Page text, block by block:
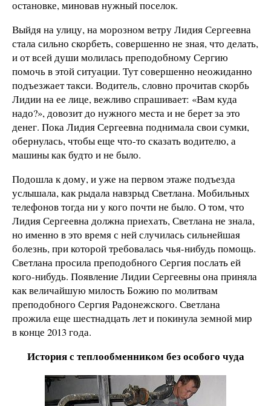
остановке, миновав нужный поселок.
Выйдя на улицу, на морозном ветру Лидия Сергеевна
стала сильно скорбеть, совершенно не зная, что делать,
и от всей души молилась преподобному Сергию
помочь в этой ситуации. Тут совершенно неожиданно
подъезжает такси. Водитель, словно прочитав скорбь
Лидии на ее лице, вежливо спрашивает: «Вам куда
надо?», довозит до нужного места и не берет за это
денег. Пока Лидия Сергеевна поднимала свои сумки,
обернулась, чтобы еще что-то сказать водителю, а
машины как будто и не было.
Подошла к дому, и уже на первом этаже подъезда
услышала, как рыдала навзрыд Светлана. Мобильных
телефонов тогда ни у кого почти не было. О том, что
Лидия Сергеевна должна приехать, Светлана не знала,
но именно в это время с ней случилась сильнейшая
болезнь, при которой требовалась чья-нибудь помощь.
Светлана просила преподобного Сергия послать ей
кого-нибудь. Появление Лидии Сергеевны она приняла
как величайшую милость Божию по молитвам
преподобного Сергия Радонежского. Светлана
прожила еще шестнадцать лет и покинула земной мир
в конце 2013 года.
История с теплообменником без особого чуда